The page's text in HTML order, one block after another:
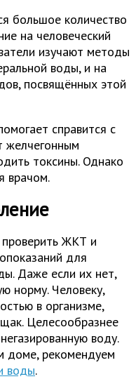
большое количество
на человеческий
изучают методы
воды, и на
посвящённых этой
справится с
желчегонным
токсины. Однако
врачом.
ЖКТ и
для
Даже если их нет,
норму. Человеку,
в организме,
Целесообразнее
воду.
доме, рекомендуем
воды.